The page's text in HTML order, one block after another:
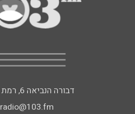
דבורה הנביאה 6, רמת השרון
radio@103.fm